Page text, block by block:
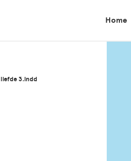
Home
liefde 3.indd